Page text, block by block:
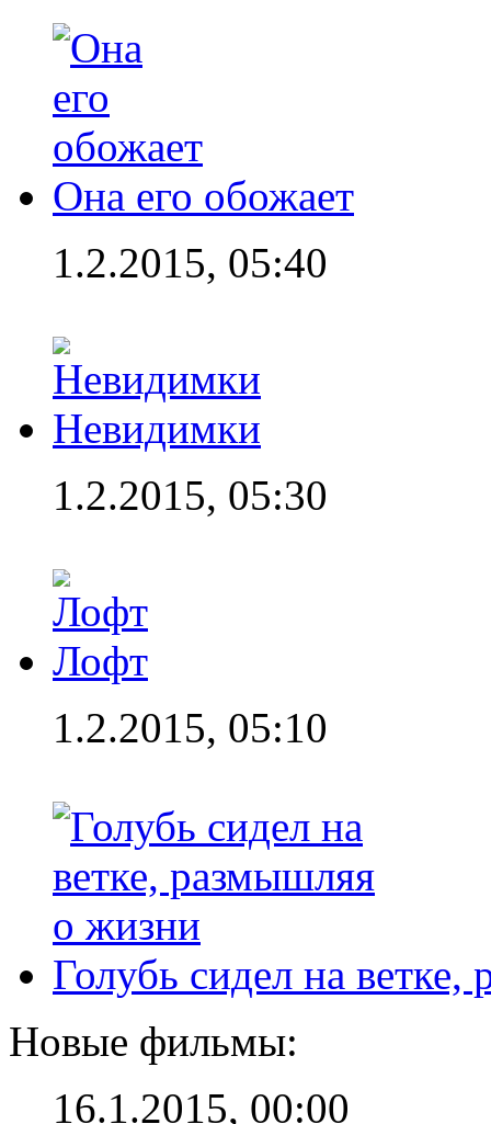
Она его обожает
1.2.2015, 05:40
Невидимки
1.2.2015, 05:30
Лофт
1.2.2015, 05:10
Голубь сидел на
Новые фильмы:
16.1.2015, 00:00